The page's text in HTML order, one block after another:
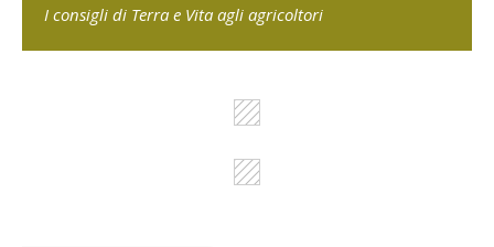
I consigli di Terra e Vita agli agricoltori